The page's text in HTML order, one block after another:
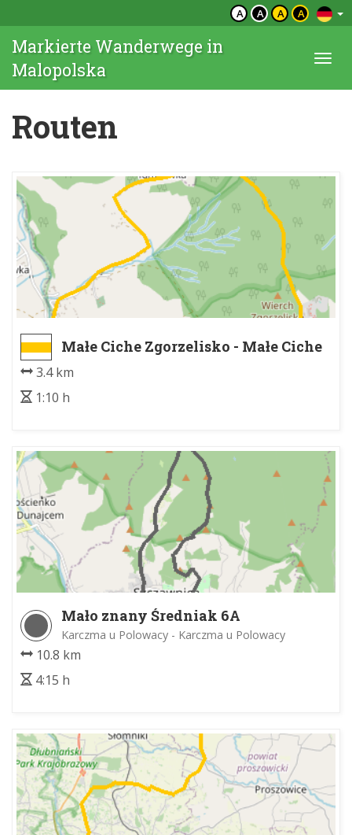
A A A A
Markierte Wanderwege in
Malopolska
Routen
Małe Ciche Zgorzelisko - Małe Ciche
3.4 km
1:10 h
Mało znany Średniak 6A
Karczma u Polowacy - Karczma u Polowacy
10.8 km
4:15 h